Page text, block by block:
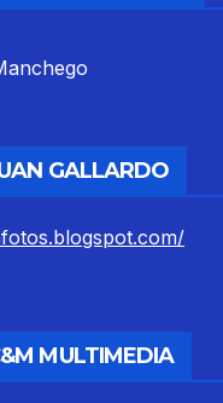
GALLARDO
MULTIMEDIA